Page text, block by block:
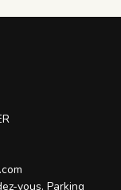
vous. Parking